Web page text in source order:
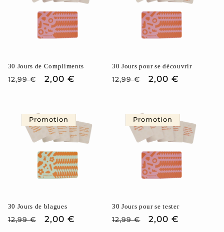
30 Jours de Compliments
Prix
12,99 €
Prix
2,00 €
30 Jours pour se découvrir
Prix
12,99 €
Prix
2,00 €
Promotion
30 Jours de blagues
Prix
12,99 €
Prix
2,00 €
Promotion
30 Jours pour se tester
Prix
12,99 €
Prix
2,00 €